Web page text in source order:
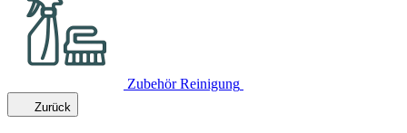
Zubehör Reinigung
Zurück